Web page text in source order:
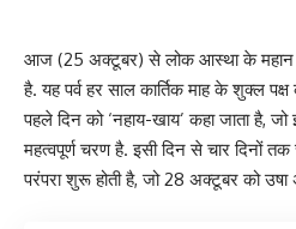
आज (25 अक्टूबर) से लोक आस्था के महान
है. यह पर्व हर साल कार्तिक माह के शुक्ल
पहले दिन को ‘नहाय-खाय’ कहा जाता है,
महत्वपूर्ण चरण है. इसी दिन से चार दिनों तक
परंपरा शुरू होती है, जो 28 अक्टूबर को उषा